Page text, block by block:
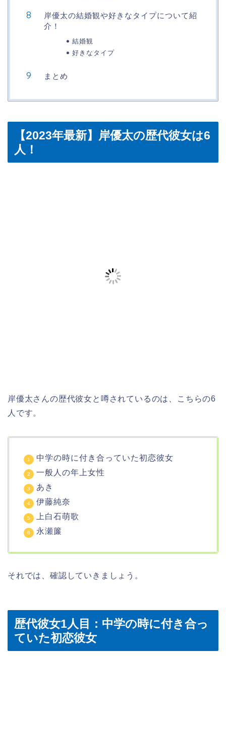
岸優太の結婚観や好きなタイプについて紹
介！
結婚観
好きなタイプ
まとめ
【2023年最新】岸優太の歴代彼女は6
人！
岸優太さんの歴代彼女と噂されているのは、こちらの6
人です。
中学の時に付き合っていた初恋彼女
一般人の年上女性
あき
伊藤純奈
上白石萌歌
永瀬簾
それでは、確認していきましょう。
歴代彼女1人目：中学の時に付き合っ
ていた初恋彼女